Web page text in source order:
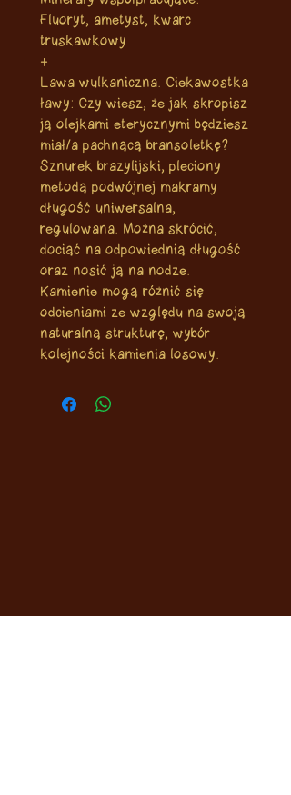
Fluoryt, ametyst, kwarc
truskawkowy
+
Lawa wulkaniczna. Ciekawostka
ławy: Czy wiesz, że jak skropisz
ją olejkami eterycznymi będziesz
miał/a pachnącą bransoletkę?
Sznurek brazylijski, pleciony
metodą podwójnej makramy
długość uniwersalna,
regulowana. Można skrócić,
dociąć na odpowiednią długość
oraz nosić ją na nodze.
Kamienie mogą różnić się
odcieniami ze względu na swoją
naturalną strukturę, wybór
kolejności kamienia losowy.